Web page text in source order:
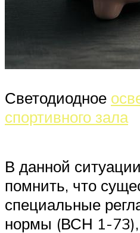
Светодиодное
спортивного зала
В данной
помнить, что
специальные
нормы (ВСН 1-73),